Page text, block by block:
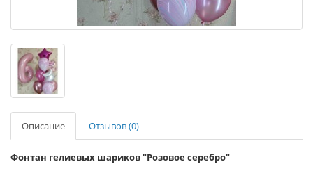
Описание Отзывов (0)
Фонтан гелиевых шариков "Розовое серебро"